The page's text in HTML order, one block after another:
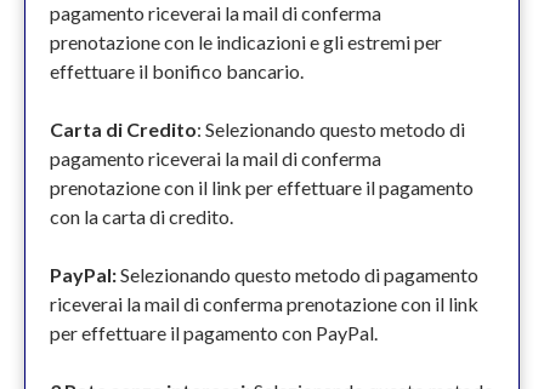
pagamento riceverai la mail di conferma
prenotazione con le indicazioni e gli estremi per
effettuare il bonifico bancario.
Carta di Credito: Selezionando questo metodo di
pagamento riceverai la mail di conferma
prenotazione con il link per effettuare il pagamento
con la carta di credito.
PayPal:Selezionando questo metodo di pagamento
riceverai la mail di conferma prenotazione con il link
per effettuare il pagamento con PayPal.